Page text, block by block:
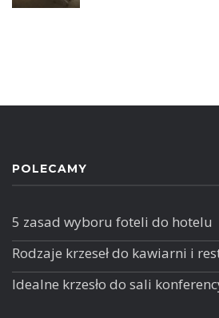
POLECAMY
5 zasad wyboru foteli do hotelu
Rodzaje krzeseł do kawiarni i
Idealne krzesło do sali